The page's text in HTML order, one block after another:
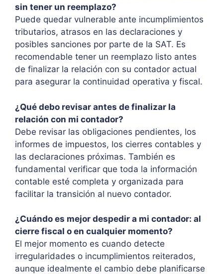
sin tener un reemplazo?
Puede quedar vulnerable ante incumplimientos
tributarios, atrasos en las declaraciones y
posibles sanciones por parte de la SAT. Es
recomendable tener un reemplazo listo antes
de finalizar la relación con su contador actual
para asegurar la continuidad operativa y fiscal.
¿Qué debo revisar antes de finalizar la
relación con mi contador?
Debe revisar las obligaciones pendientes, los
informes de impuestos, los cierres contables y
las declaraciones próximas. También es
fundamental verificar que toda la información
contable esté completa y organizada para
facilitar la transición al nuevo contador.
¿Cuándo es mejor despedir a mi contador: al
cierre fiscal o en cualquier momento?
El mejor momento es cuando detecte
irregularidades o incumplimientos reiterados,
aunque idealmente el cambio debe planificarse